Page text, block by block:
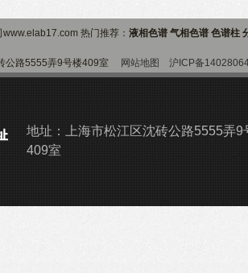
热门推荐： 液相色谱 气相色谱 色谱柱
公路5555弄9号楼409室 网站地图 沪ICP备
地址：上海市松江区沈砖公路5555弄9
409室